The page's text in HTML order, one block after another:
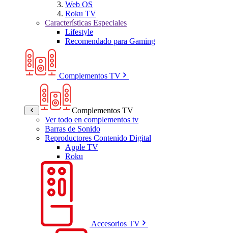
Web OS
Roku TV
Características Especiales
Lifestyle
Recomendado para Gaming
Complementos TV
Complementos TV
Ver todo en complementos tv
Barras de Sonido
Reproductores Contenido Digital
Apple TV
Roku
Accesorios TV